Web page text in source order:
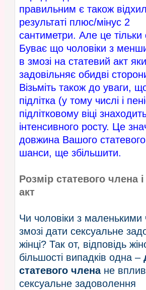
правильним є також
результаті плюс/мінус 2
сантиметри. Але це тільки
Буває що чоловіки з
в змозі на статевий акт
задовільняє обидві
Візьміть також до уваги,
підлітка (у тому числі і
підлітковому віці
інтенсивного росту. Це
довжина Вашого
шанси, ще збільшити.
Розмір статевого члена
акт
Чи чоловіки з
змозі дати сексуальне
жінці? Так от, відповідь
більшості випадків одна –
статевого членане
сексуальне задоволення